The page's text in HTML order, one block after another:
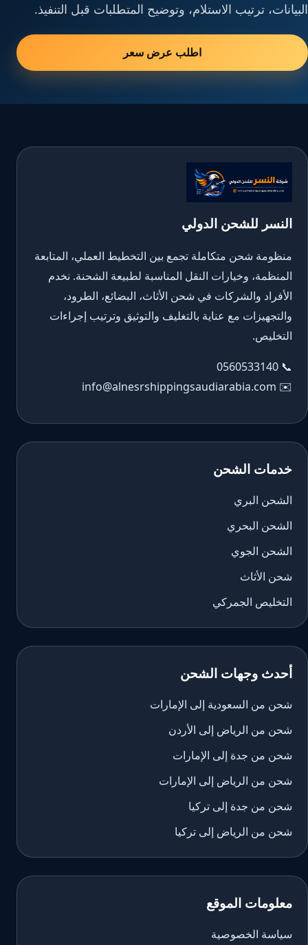
البيانات، ترتيب الاستلام، وتوضيح المتطلبات قبل التنفيذ.
اطلب عرض سعر
النسر للشحن الدولي
منظومة شحن متكاملة تجمع بين التخطيط العملي، المتابعة
المنظمة، وخيارات النقل المناسبة لطبيعة الشحنة. نخدم
الأفراد والشركات في شحن الأثاث، البضائع، الطرود،
والتجهيزات مع عناية بالتغليف والتوثيق وترتيب إجراءات
التخليص.
📞
0560533140
✉️
info@alnesrshippingsaudiarabia.com
خدمات الشحن
الشحن البري
الشحن البحري
الشحن الجوي
شحن الأثاث
التخليص الجمركي
أحدث وجهات الشحن
شحن من السعودية إلى الإمارات
شحن من الرياض إلى الأردن
شحن من جدة إلى الإمارات
شحن من الرياض إلى الإمارات
شحن من جدة إلى تركيا
شحن من الرياض إلى تركيا
معلومات الموقع
سياسة الخصوصية